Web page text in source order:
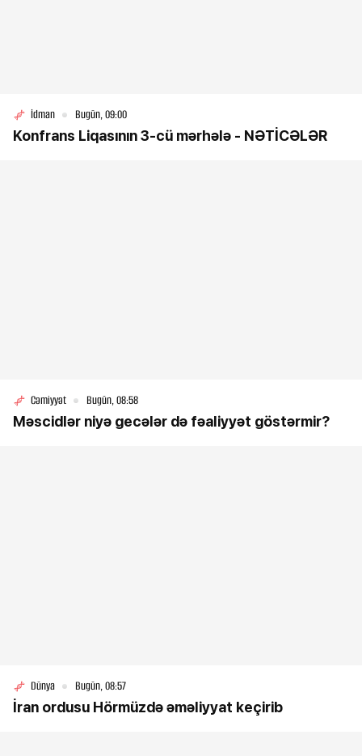
İdman Bugün, 09:00
Konfrans Liqasının 3-cü mərhələ - NƏTİCƏLƏR
Cəmiyyət Bugün, 08:58
Məscidlər niyə gecələr də fəaliyyət göstərmir?
Dünya Bugün, 08:57
İran ordusu Hörmüzdə əməliyyat keçirib